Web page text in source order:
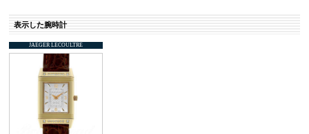
表示した腕時計
JAEGER LECOULTRE